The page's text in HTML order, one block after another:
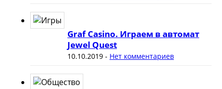
Graf Casino. Играем в автомат
Jewel Quest
10.10.2019- Нет комментариев